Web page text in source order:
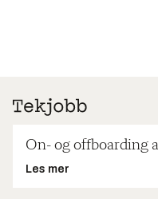
On- og offboarding
Les mer